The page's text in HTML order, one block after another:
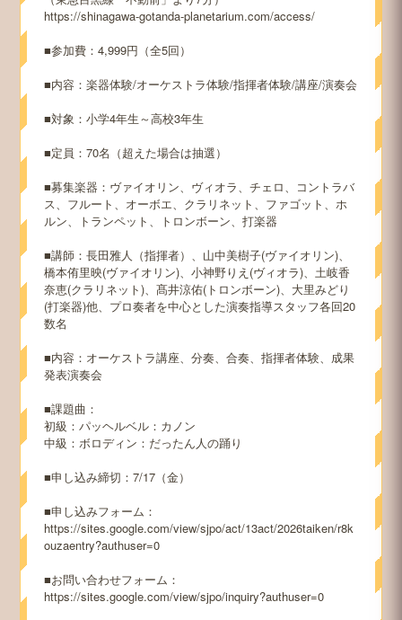
https://shinagawa-gotanda-planetarium.com/access/
■参加費：4,999円（全5回）
■内容：楽器体験/オーケストラ体験/指揮者体験/講座/演奏会
■対象：小学4年生～高校3年生
■定員：70名（超えた場合は抽選）
■募集楽器：ヴァイオリン、ヴィオラ、チェロ、コントラバ
ス、フルート、オーボエ、クラリネット、ファゴット、ホ
ルン、トランペット、トロンボーン、打楽器
■講師：長田雅人（指揮者）、山中美樹子(ヴァイオリン)、
橋本侑里映(ヴァイオリン)、小神野りえ(ヴィオラ)、土岐香
奈恵(クラリネット)、髙井涼佑(トロンボーン)、大里みどり
(打楽器)他、プロ奏者を中心とした演奏指導スタッフ各回20
数名
■内容：オーケストラ講座、分奏、合奏、指揮者体験、成果
発表演奏会
■課題曲：
初級：パッヘルベル：カノン
中級：ボロディン：だったん人の踊り
■申し込み締切：7/17（金）
■申し込みフォーム：
https://sites.google.com/view/sjpo/act/13act/2026taiken/r8k
ouzaentry?authuser=0
■お問い合わせフォーム：
https://sites.google.com/view/sjpo/inquiry?authuser=0